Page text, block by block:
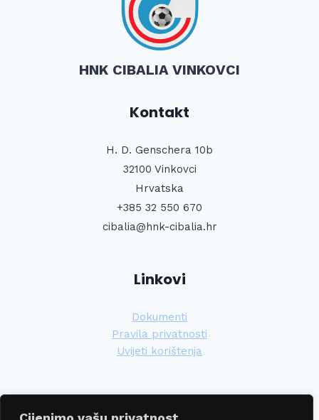
HNK CIBALIA VINKOVCI
Kontakt
H. D. Genschera 10b
32100 Vinkovci
Hrvatska
+385 32 550 670
cibalia@hnk-cibalia.hr
Linkovi
Dokumenti
Pravila privatnosti
Uvijeti korištenja